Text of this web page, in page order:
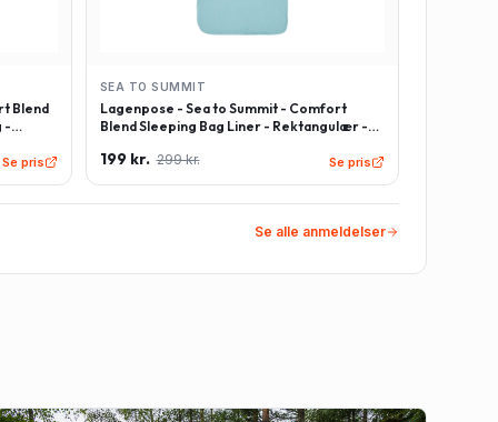
Blend
-
Se pris
SEA TO SUMMIT
Lagenpose - Sea to Summit - Comfort
Blend Sleeping Bag Liner - Rektangulær -
199 kr. 299 kr. Se pris
Se alle anmeldelser